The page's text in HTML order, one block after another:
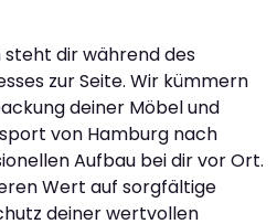
dir während des
zur Seite. Wir kümmern
deiner Möbel und
von Hamburg nach
Aufbau bei dir vor Ort.
Wert auf sorgfältige
deiner wertvollen